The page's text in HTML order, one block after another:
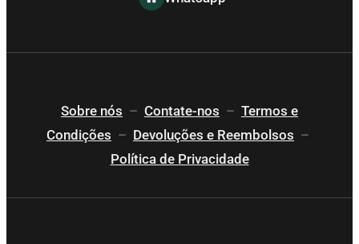
Sobre nós – Contate-nos – Termos e
Condições – Devoluções e Reembolsos –
Política de Privacidade